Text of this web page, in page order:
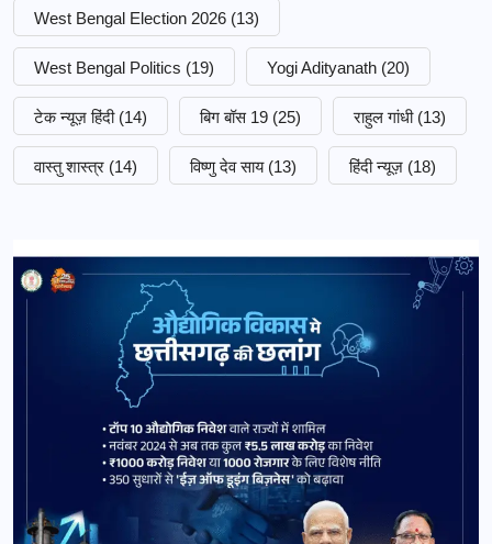
West Bengal Election 2026 (13)
West Bengal Politics (19) Yogi Adityanath (20)
टेक न्यूज़ हिंदी (14) बिग बॉस 19 (25) राहुल गांधी (13)
वास्तु शास्त्र (14) विष्णु देव साय (13) हिंदी न्यूज़ (18)